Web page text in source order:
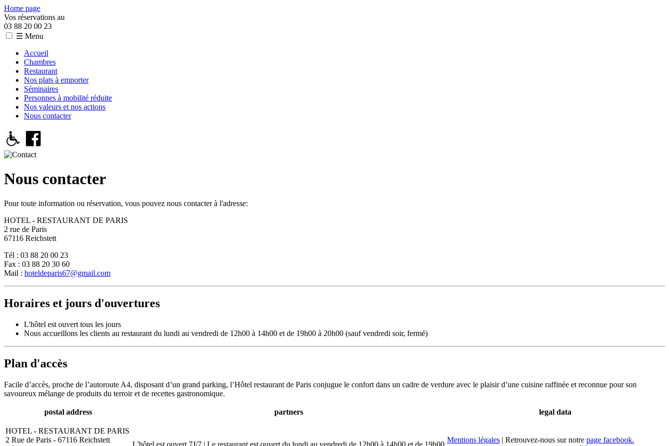
Home page
Vos réservations au
03 88 20 00 23
☰ Menu
Accueil
Chambres
Restaurant
Nos plats à emporter
Séminaires
Personnes à mobilité réduite
Nos valeurs et nos actions
Nous contacter
Nous contacter
Pour toute information ou réservation, vous pouvez nous contacter à l'adresse:
HOTEL - RESTAURANT DE PARIS
2 rue de Paris
67116 Reichstett
Tél : 03 88 20 00 23
Fax : 03 88 20 30 60
Mail : hoteldeparis67@gmail.com
Horaires et jours d'ouvertures
L'hôtel est ouvert tous les jours
Nous accueillons les clients au restaurant du lundi au vendredi de 12h00 à 14h00 et de 19h00 à 20h00 (sauf vendredi soir, fermé)
Plan d'accès
Facile d’accès, proche de l’autoroute A4, disposant d’un grand parking, l’Hôtel restaurant de Paris conjugue le confort dans un cadre de verdure avec le plaisir d’une cuisine raffinée et reconnue pour son
savoureux mélange de produits du terroir et de recettes gastronomique.
postal address partners legal data
HOTEL - RESTAURANT DE PARIS
2 Rue de Paris - 67116 Reichstett
L'hôtel est ouvert 7J/7 | Le restaurant est ouvert du lundi au vendredi de 12h00 à 14h00 et de 19h00
Mentions légales | Retrouvez-nous sur notre page facebook.